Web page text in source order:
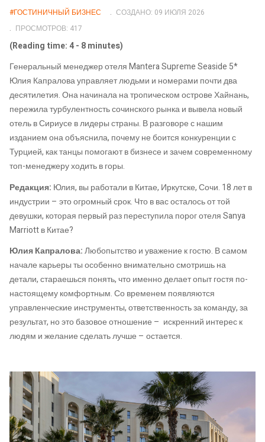
#ГОСТИНИЧНЫЙ БИЗНЕС
СОЗДАНО: 09 ИЮЛЯ 2026
ПРОСМОТРОВ: 417
(Reading time: 4 - 8 minutes)
Генеральный менеджер отеля Mantera Supreme Seaside 5*
Юлия Капралова управляет людьми и номерами почти два
десятилетия. Она начинала на тропическом острове Хайнань,
пережила турбулентность сочинского рынка и вывела новый
отель в Сириусе в лидеры страны. В разговоре с нашим
изданием она объяснила, почему не боится конкуренции с
Турцией, как танцы помогают в бизнесе и зачем современному
топ-менеджеру ходить в горы.
Редакция: Юлия, вы работали в Китае, Иркутске, Сочи. 18 лет в
индустрии – это огромный срок. Что в вас осталось от той
девушки, которая первый раз переступила порог отеля Sanya
Marriott в Китае?
Юлия Капралова:Любопытство и уважение к гостю. В самом
начале карьеры ты особенно внимательно смотришь на
детали, стараешься понять, что именно делает опыт гостя по-
настоящему комфортным. Со временем появляются
управленческие инструменты, ответственность за команду, за
результат, но это базовое отношение – искренний интерес к
людям и желание сделать лучше – остается.